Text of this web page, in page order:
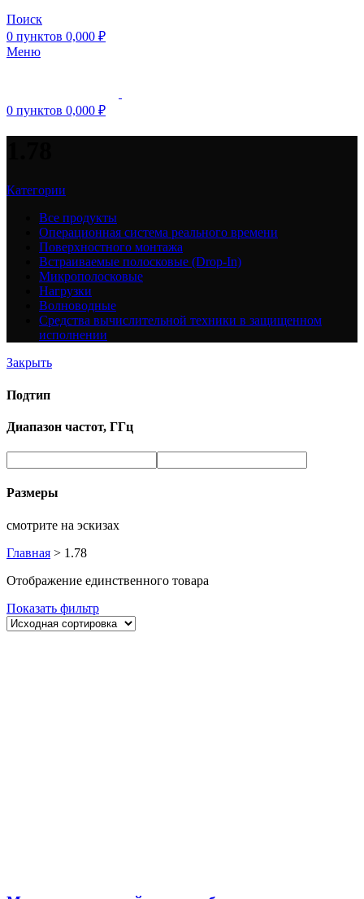
Поиск
0 пунктов 0,000 ₽
Меню
0 пунктов 0,000 ₽
Категории
Все продукты
Операционная система реального времени
Поверхностного монтажа
Встраиваемые полосковые (Drop-In)
Микрополосковые
Нагрузки
Волноводные
Средства вычислительной техники в защищенном
исполнении
Закрыть
Подтип
Диапазон частот, ГГц
Размеры
смотрите на эскизах
Главная > 1.78
Отображение единственного товара
Показать фильтр